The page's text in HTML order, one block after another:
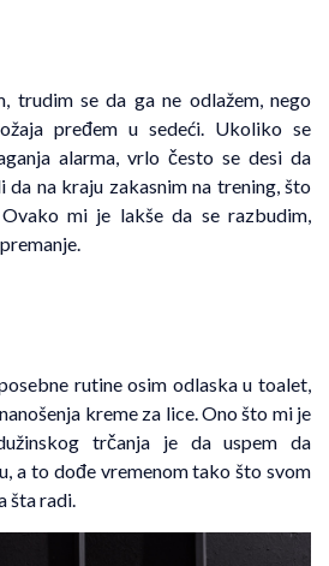
trudim se da ga ne odlažem, nego
pređem u sedeći. Ukoliko se
alarma, vrlo često se desi da
da na kraju zakasnim na trening, što
mi je lakše da se razbudim,
rutine osim odlaska u toalet,
kreme za lice. Ono što mi je
trčanja je da uspem da
a to dođe vremenom tako što svom
šta radi.